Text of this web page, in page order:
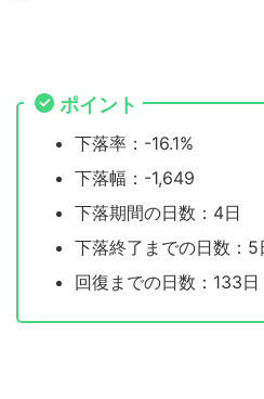
ポイント
下落率：-16.1%
下落幅：-1,649
下落期間の日数：4日
下落終了までの日数：5
回復までの日数：133日